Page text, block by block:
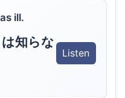
ill.
知らな
Listen